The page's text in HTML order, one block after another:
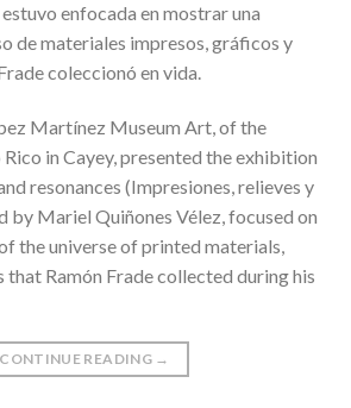
enfocada en mostrar una
de materiales impresos, gráficos y
coleccionó en vida.
Martínez Museum Art, of the
in Cayey, presented the exhibition
resonances (Impresiones, relieves y
by Mariel Quiñones Vélez, focused on
the universe of printed materials,
Ramón Frade collected during his
CONTINUE READING →